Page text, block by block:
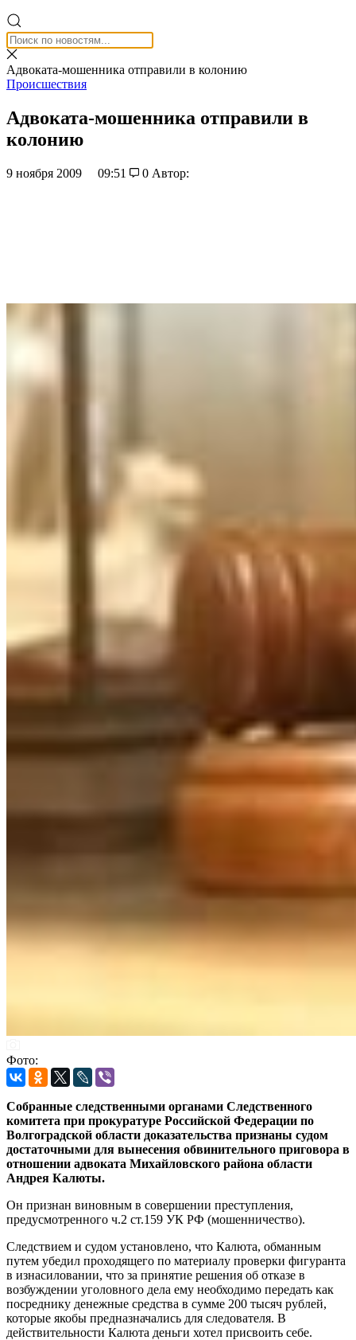
Адвоката-мошенника отправили в колонию
Происшествия
Адвоката-мошенника отправили в
колонию
9 ноября 2009 09:51 0 Автор:
Фото:
Собранные следственными органами Следственного
комитета при прокуратуре Российской Федерации по
Волгоградской области доказательства признаны судом
достаточными для вынесения обвинительного приговора в
отношении адвоката Михайловского района области
Андрея Калюты.
Он признан виновным в совершении преступления,
предусмотренного ч.2 ст.159 УК РФ (мошенничество).
Следствием и судом установлено, что Калюта, обманным
путем убедил проходящего по материалу проверки фигуранта
в изнасиловании, что за принятие решения об отказе в
возбуждении уголовного дела ему необходимо передать как
посреднику денежные средства в сумме 200 тысяч рублей,
которые якобы предназначались для следователя. В
действительности Калюта деньги хотел присвоить себе.